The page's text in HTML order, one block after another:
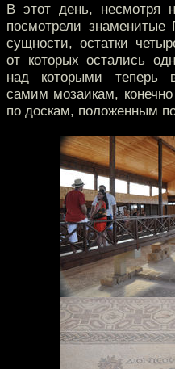
В этот день, несмотря
посмотрели
сущности, остатки
от которых остались
над которыми теперь
самим мозаикам,
по доскам, положенным